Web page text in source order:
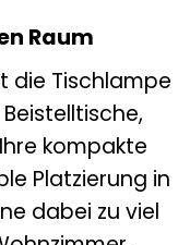
Raum
die Tischlampe
kompakte
Platzierung in
dabei zu viel